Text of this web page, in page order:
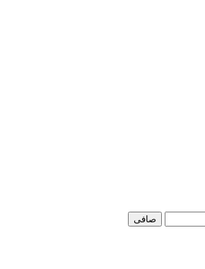
صافی